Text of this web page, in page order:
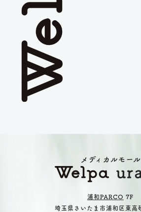
浦和PARCO 7F
埼玉県さいたま市浦和区東高